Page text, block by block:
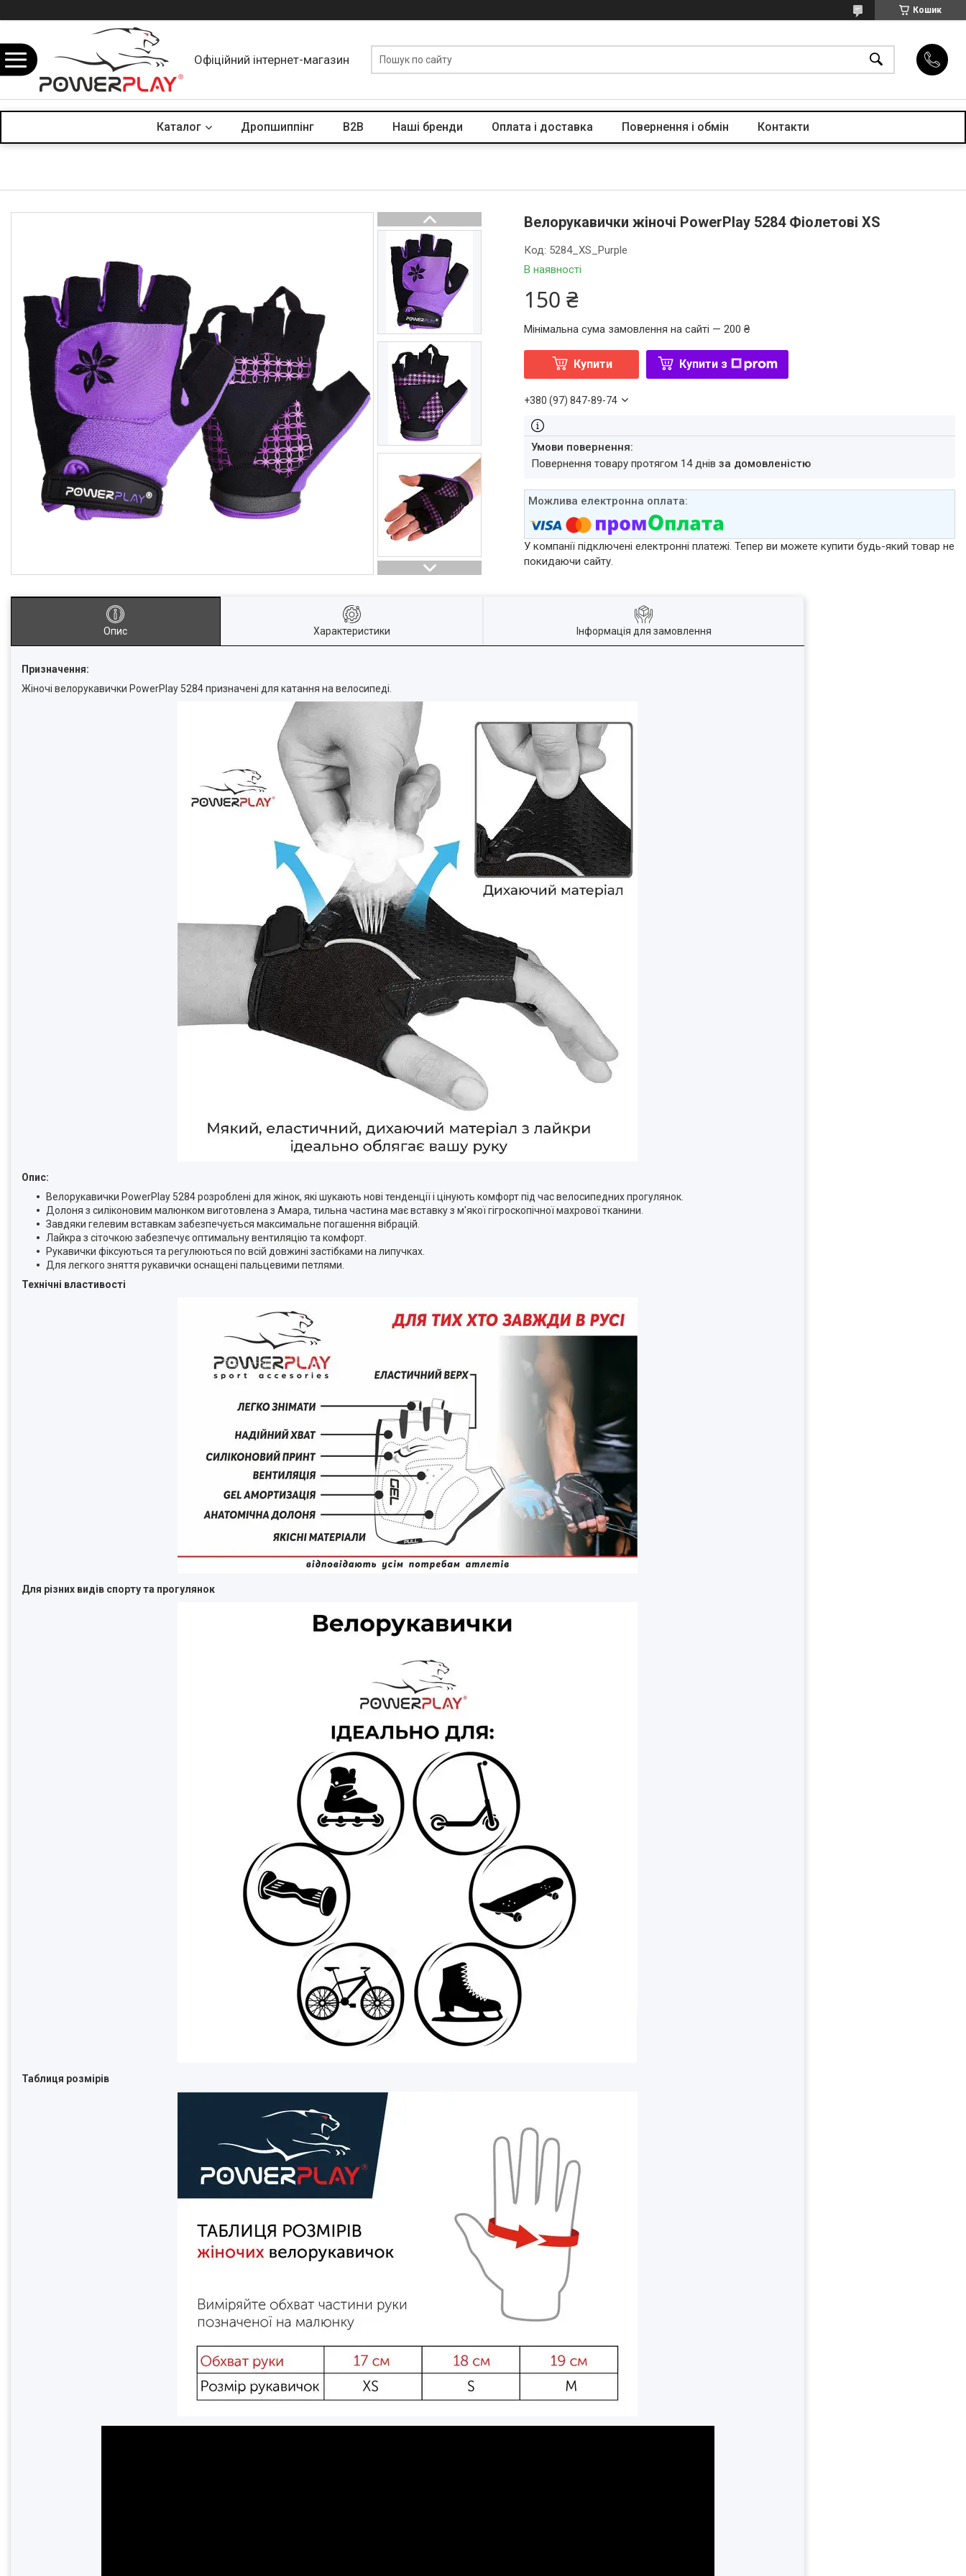
Кошик
Офіційний інтернет-магазин
Каталог Дропшиппінг B2B Наші бренди Оплата і доставка Повернення і обмін Контакти
Велорукавички жіночі PowerPlay 5284 Фіолетові XS
В наявності
Код: 5284_XS_Purple
150 ₴
Мінімальна сума замовлення на сайті — 200 ₴
Купити Купити з
+380 (97) 847-89-74
повернення товару протягом 14 днівза домовленістю
У компанії підключені електронні платежі. Тепер ви можете купити будь-який товар не
покидаючи сайту.
Опис Характеристики Інформація для замовлення
Призначення:
Жіночі велорукавички PowerPlay 5284 призначені для катання на велосипеді.
Опис:
Велорукавички PowerPlay 5284 розроблені для жінок, які шукають нові тенденції і цінують комфорт під час велосипедних прогулянок.
Долоня з силіконовим малюнком виготовлена з Амара, тильна частина має вставку з м'якої гігроскопічної махрової тканини.
Завдяки гелевим вставкам забезпечується максимальне погашення вібрацій.
Лайкра з сіточкою забезпечує оптимальну вентиляцію та комфорт.
Рукавички фіксуються та регулюються по всій довжині застібками на липучках.
Для легкого зняття рукавички оснащені пальцевими петлями.
Технічні властивості
Для різних видів спорту та прогулянок
Таблиця розмірів